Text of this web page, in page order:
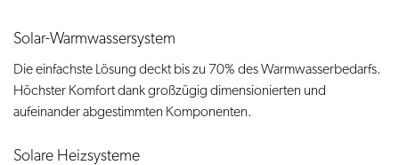
Solar-Warmwassersystem
Die einfachste Lösung deckt bis zu 70% des Warmwasserbedarfs.
Höchster Komfort dank großzügig dimensionierten und
aufeinander abgestimmten Komponenten.
Solare Heizsysteme